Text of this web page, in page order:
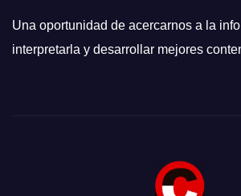
Una oportunidad de acercarnos a la
interpretarla y desarrollar mejores